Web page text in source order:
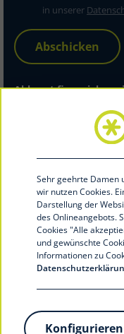
Sehr geehrte Damen
wir nutzen Cookies.
Darstellung der
des Onlineangebots.
Cookies "Alle
und gewünschte
Informationen zu
Konfigurieren
in unserer
Abschicken
Akkurat financial
Telefon 0251 39492-
Telefax 0251 39492-199
info@akkurat-
akkurat-service.eu
© 2020 Akkurat